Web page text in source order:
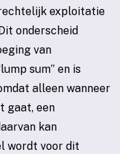
exploitatie
onderscheid
van
sum” en is
alleen wanneer
gaat, een
kan
wordt voor dit